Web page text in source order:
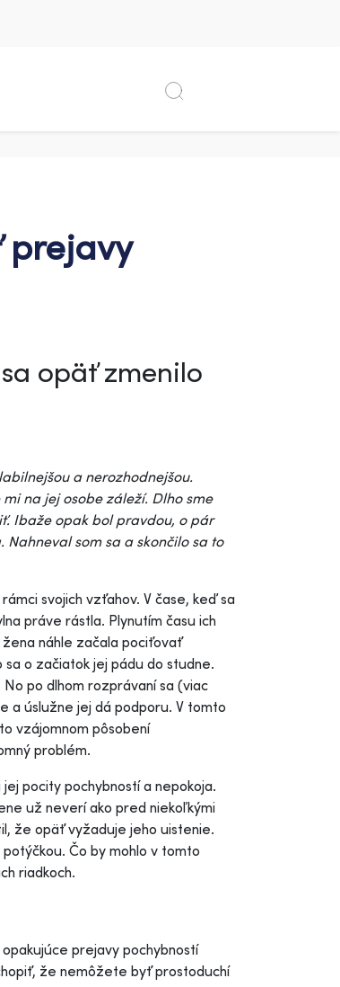
prejavy
opäť zmenilo
a nerozhodnejšou.
na jej osobe záleží. Dlho sme
Ibaže opak bol pravdou, o pár
som sa a skončilo sa to
svojich vzťahov. V čase, keď sa
práve rástla. Plynutím času ich
náhle začala pociťovať
o začiatok jej pádu do studne.
po dlhom rozprávaní sa (viac
a úslužne jej dá podporu. V tomto
vzájomnom pôsobení
problém.
pocity pochybností a nepokoja.
už neverí ako pred niekoľkými
že opäť vyžaduje jeho uistenie.
Čo by mohlo v tomto
riadkoch.
prejavy pochybností
že nemôžete byť prostoduchí